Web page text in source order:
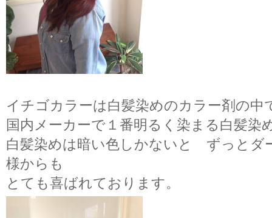
イチゴカラーは白髪染めのカラー剤の中
国内メーカーで１番明るく染まる白髪染
白髪染めは暗い色しかないと ずっとダ
様からも
とても喜ばれております。